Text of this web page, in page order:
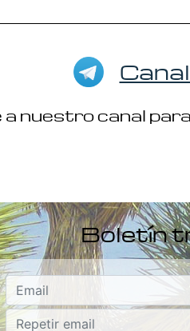
nuestro canal
Boletín